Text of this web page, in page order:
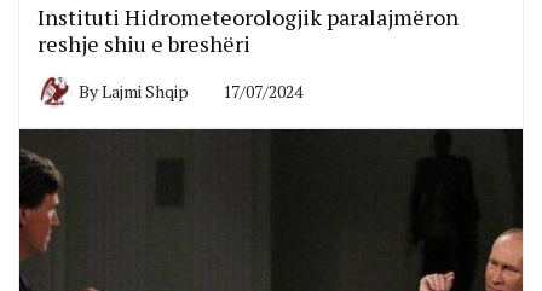
Instituti Hidrometeorologjik paralajmëron
reshje shiu e breshëri
ByLajmi Shqip 17/07/2024